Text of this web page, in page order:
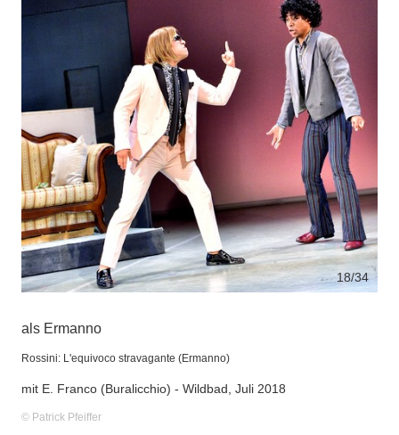
18/34
als Ermanno
Rossini: L'equivoco stravagante (Ermanno)
mit E. Franco (Buralicchio) - Wildbad, Juli 2018
© Patrick Pfeiffer